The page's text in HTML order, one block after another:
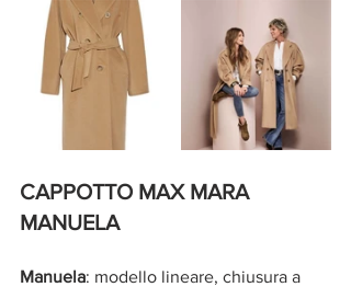
CAPPOTTO MAX MARA
MANUELA
Manuela: modello lineare, chiusura a